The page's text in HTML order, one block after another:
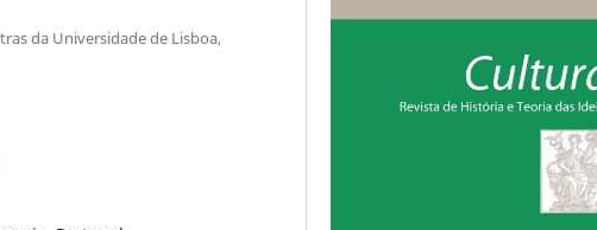
da Universidade de Lisboa,